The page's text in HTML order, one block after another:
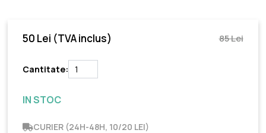
50 Lei (TVA inclus) 85 Lei
Cantitate:
IN STOC
CURIER (24H-48H, 10/20 LEI)